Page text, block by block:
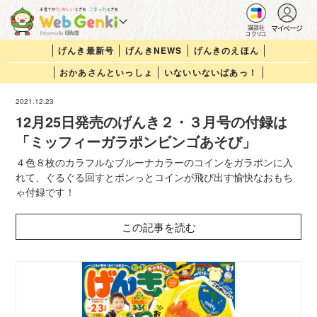
講談社
コクリコ
マイページ
げんき最新号 げんきNEWS
げんきのえほん
おかあさんといっしょ
いないいないばあっ！
2021.12.23
12月25日発売のげんき２・３月号の付録は
「ミッフィーガラポンビンゴあそび」
４色８枚のカラフルなブルーナカラーのコインをガラポンに入
れて、ぐるぐる回すとポンっとコインが飛び出す愉快なおもち
ゃ付録です！
この記事を読む